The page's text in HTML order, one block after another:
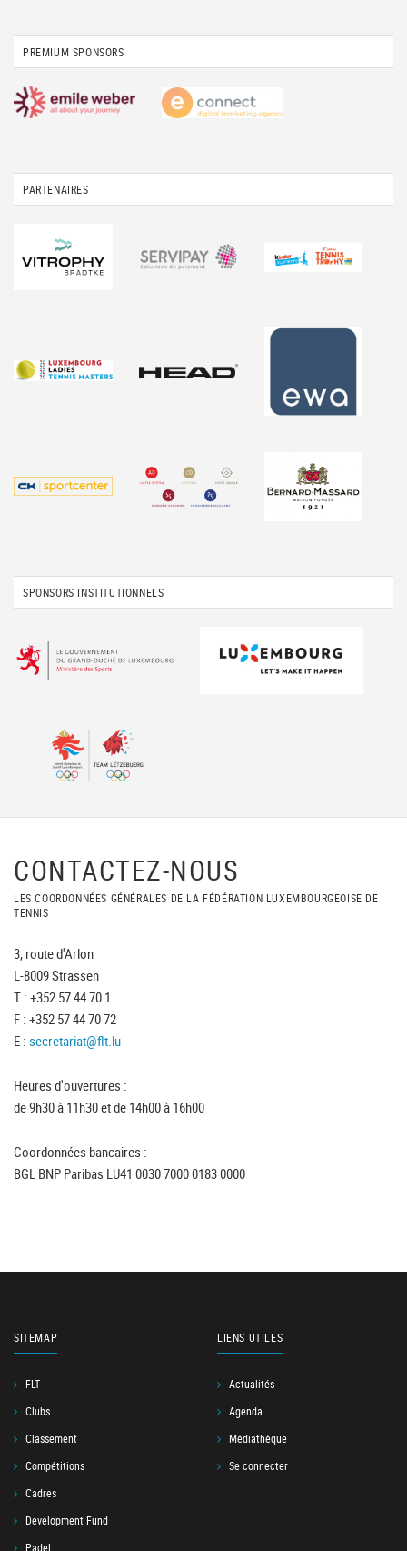
PREMIUM SPONSORS
PARTENAIRES
SPONSORS INSTITUTIONNELS
CONTACTEZ-NOUS
LES COORDONNÉES GÉNÉRALES DE LA FÉDÉRATION LUXEMBOURGEOISE DE
TENNIS
3, route d'Arlon
L-8009 Strassen
T : +352 57 44 70 1
F : +352 57 44 70 72
E : secretariat@flt.lu
Heures d'ouvertures :
de 9h30 à 11h30 et de 14h00 à 16h00
Coordonnées bancaires :
BGL BNP Paribas LU41 0030 7000 0183 0000
SITEMAP
FLT
Clubs
Classement
Compétitions
Cadres
Development Fund
Padel
LIENS UTILES
Actualités
Agenda
Médiathèque
Se connecter